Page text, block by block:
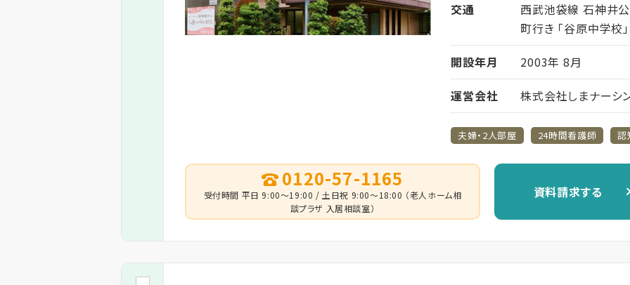
交通
西武池袋線 石神井
町行き 「谷原中学校
開設年月
2003年 8月
運営会社
株式会社しまナーシ
夫婦・2人部屋 24時間看護師 認
0120-57-1165
受付時間 平日 9:00～19:00 / 土日祝 9:00～18:00 （老人ホーム相
談プラザ 入居相談室）
資料請求する